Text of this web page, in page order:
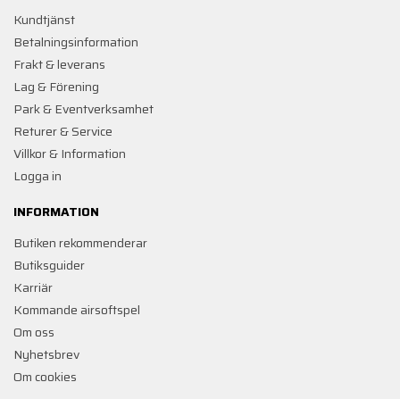
Kundtjänst
Betalningsinformation
Frakt & leverans
Lag & Förening
Park & Eventverksamhet
Returer & Service
Villkor & Information
Logga in
INFORMATION
Butiken rekommenderar
Butiksguider
Karriär
Kommande airsoftspel
Om oss
Nyhetsbrev
Om cookies